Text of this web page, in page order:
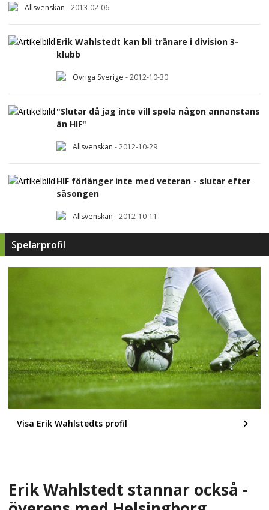
Allsvenskan -2013-02-06
Erik Wahlstedt kan bli tränare i division 3-
klubb
Övriga Sverige -2012-10-30
"Slutar då jag inte vill spela någon annanstans
än HIF"
Allsvenskan -2012-10-29
HIF förlänger inte med veteran - slutar efter
säsongen
Allsvenskan -2012-10-11
Spelarprofil
Visa Erik Wahlstedts profil
Erik Wahlstedt stannar också -